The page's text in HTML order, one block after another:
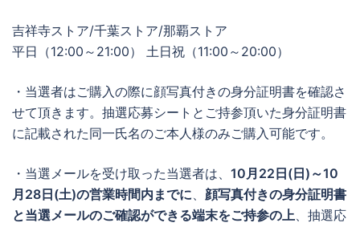
吉祥寺ストア/千葉ストア/那覇ストア
平日（12:00～21:00） 土日祝（11:00～20:00）
・当選者はご購入の際に顔写真付きの身分証明書を確認さ
せて頂きます。抽選応募シートとご持参頂いた身分証明書
に記載された同一氏名のご本人様のみご購入可能です。
・当選メールを受け取った当選者は、 10月22日(日)～10
月28日(土)の営業時間内までに、 顔写真付きの身分証明書
と当選メールのご確認ができる端末をご持参の上、抽選応